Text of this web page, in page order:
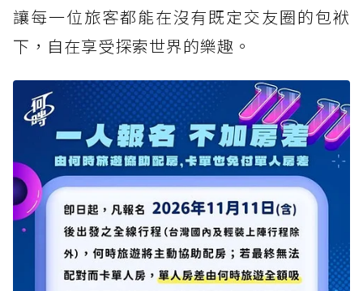
讓每一位旅客都能在沒有既定交友圈的包袱
下，自在享受探索世界的樂趣。